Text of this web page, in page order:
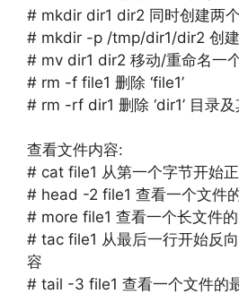
# mkdir dir1 dir2 同时创建两
# mkdir -p /tmp/dir1/dir2 创
# mv dir1 dir2 移动/重命名一
# rm -f file1 删除 ‘file1’
# rm -rf dir1 删除 ‘dir1’ 目录
查看文件内容:
# cat file1 从第一个字节开始
# head -2 file1 查看一个文件
# more file1 查看一个长文件
# tac file1 从最后一行开始反
容
# tail -3 file1 查看一个文件的